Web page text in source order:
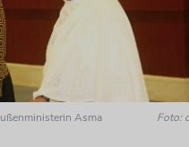
Asma
Foto: